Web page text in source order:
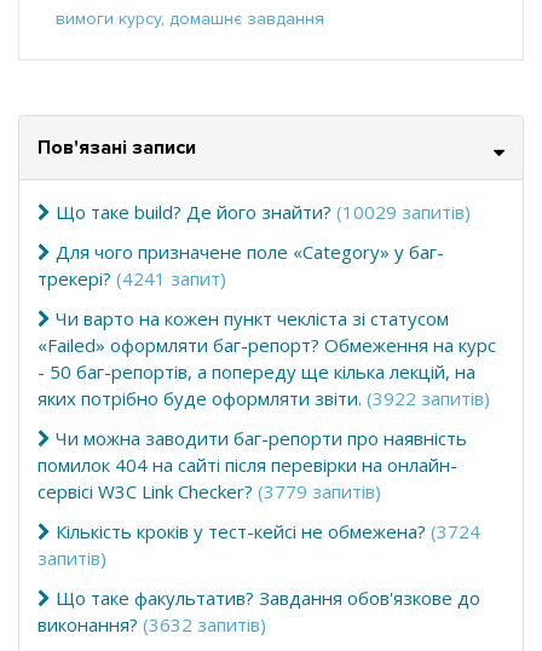
вимоги курсу, домашнє завдання
Пов'язані записи
Що таке build? Де його знайти? (10029 запитів)
Для чого призначене поле «Category» у баг-
трекері? (4241 запит)
Чи варто на кожен пункт чекліста зі статусом
«Failed» оформляти баг-репорт? Обмеження на курс
- 50 баг-репортів, а попереду ще кілька лекцій, на
яких потрібно буде оформляти звіти. (3922 запитів)
Чи можна заводити баг-репорти про наявність
помилок 404 на сайті після перевірки на онлайн-
сервісі W3C Link Checker? (3779 запитів)
Кількість кроків у тест-кейсі не обмежена? (3724
запитів)
Що таке факультатив? Завдання обов'язкове до
виконання? (3632 запитів)